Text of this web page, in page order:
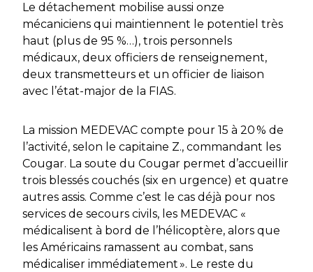
Le détachement mobilise aussi onze
mécaniciens qui maintiennent le potentiel très
haut (plus de 95 %…), trois personnels
médicaux, deux officiers de renseignement,
deux transmetteurs et un officier de liaison
avec l’état-major de la FIAS.
La mission MEDEVAC compte pour 15 à 20 % de
l’activité, selon le capitaine Z., commandant les
Cougar. La soute du Cougar permet d’accueillir
trois blessés couchés (six en urgence) et quatre
autres assis. Comme c’est le cas déjà pour nos
services de secours civils, les MEDEVAC «
médicalisent à bord de l’hélicoptère, alors que
les Américains ramassent au combat, sans
médicaliser immédiatement ». Le reste du